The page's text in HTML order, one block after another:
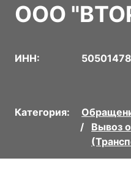
ООО
ИНН:
Категория:
Вывоз